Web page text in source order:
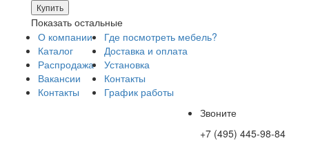
Купить
Показать остальные
О компании
Каталог
Распродажа
Вакансии
Контакты
Где посмотреть мебель?
Доставка и оплата
Установка
Контакты
График работы
Звоните
+7 (495) 445-98-84